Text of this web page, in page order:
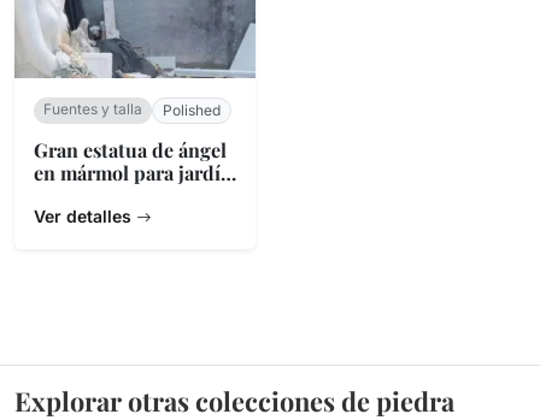
Fuentes y talla Polished
Gran estatua de ángel
en mármol para jardín
Ver detalles
Explorar otras colecciones de piedra